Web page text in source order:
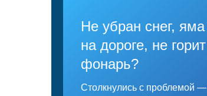
Не убран снег, яма
на дороге, не горит
фонарь?
Столкнулись с проблемой —